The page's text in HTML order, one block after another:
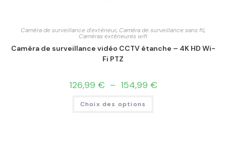
Caméra de surveillance d'extérieur, Caméra de surveillance sans fil,
Caméras extérieures wifi
Caméra de surveillance vidéo CCTV étanche – 4K HD Wi-
Fi PTZ
126,99 € – 154,99 €
Choix des options